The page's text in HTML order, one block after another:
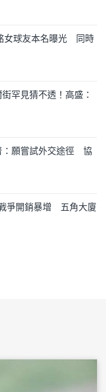
女球友本名曝光 同時
罕見猜不透！高盛：
：願嘗試外交途徑 協
爭開銷暴增 五角大廈